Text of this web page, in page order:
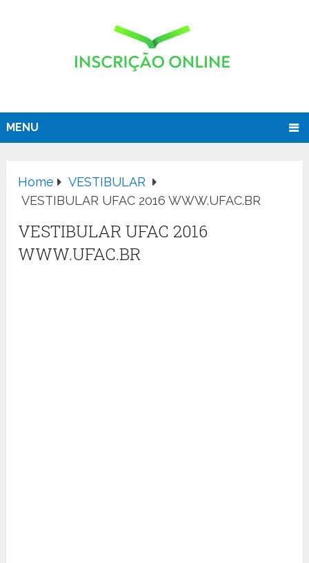
MENU
Home
VESTIBULAR
VESTIBULAR UFAC 2016 WWW.UFAC.BR
VESTIBULAR UFAC 2016
WWW.UFAC.BR